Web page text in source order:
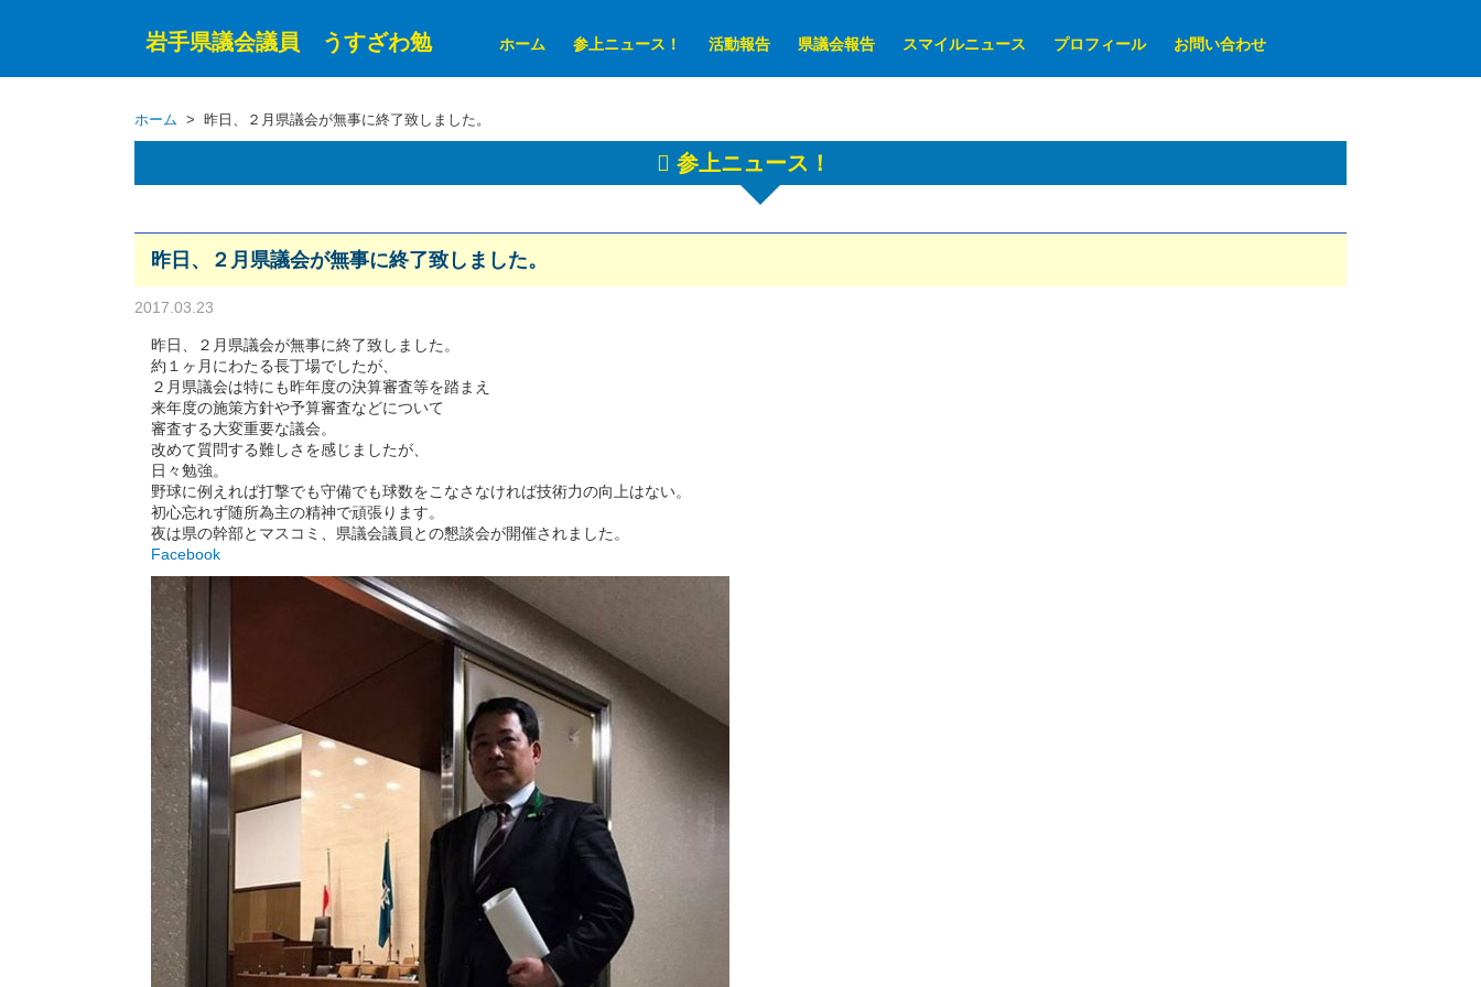
岩手県議会議員 うすざわ勉 ホーム 参上ニュース！ 活動報告 県議会報告 スマイルニュース プロフィール お問い合わせ
ホーム > 昨日、２月県議会が無事に終了致しました。
参上ニュース！
昨日、２月県議会が無事に終了致しました。
2017.03.23
昨日、２月県議会が無事に終了致しました。
約１ヶ月にわたる長丁場でしたが、
２月県議会は特にも昨年度の決算審査等を踏まえ
来年度の施策方針や予算審査などについて
審査する大変重要な議会。
改めて質問する難しさを感じましたが、
日々勉強。
野球に例えれば打撃でも守備でも球数をこなさなければ技術力の向上はない。
初心忘れず随所為主の精神で頑張ります。
夜は県の幹部とマスコミ、県議会議員との懇談会が開催されました。
Facebook